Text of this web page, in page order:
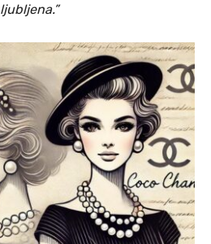
ljubljena.”